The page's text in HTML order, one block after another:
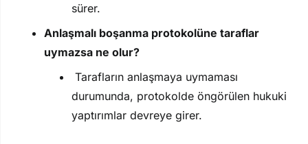
sürer.
Anlaşmalı boşanma protokolüne taraflar
uymazsa ne olur?
Tarafların anlaşmaya uymaması
durumunda, protokolde öngörülen hukuki
yaptırımlar devreye girer.